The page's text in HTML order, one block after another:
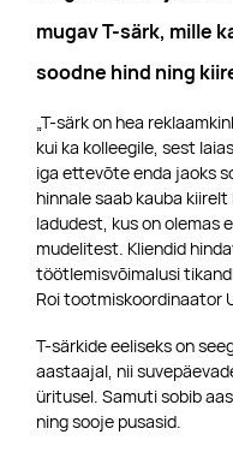
mugav T-särk, mille
soodne hind ning
„T-särk on hea
kui ka kolleegile, sest
iga ettevõte enda jaoks
hinnale saab kauba
ladudest, kus on olemas
mudelitest. Kliendid
töötlemisvõimalusi
Roi tootmiskoordinaator
T-särkide eeliseks on
aastaajal, nii
üritusel. Samuti sobib
ning sooje pusasid.